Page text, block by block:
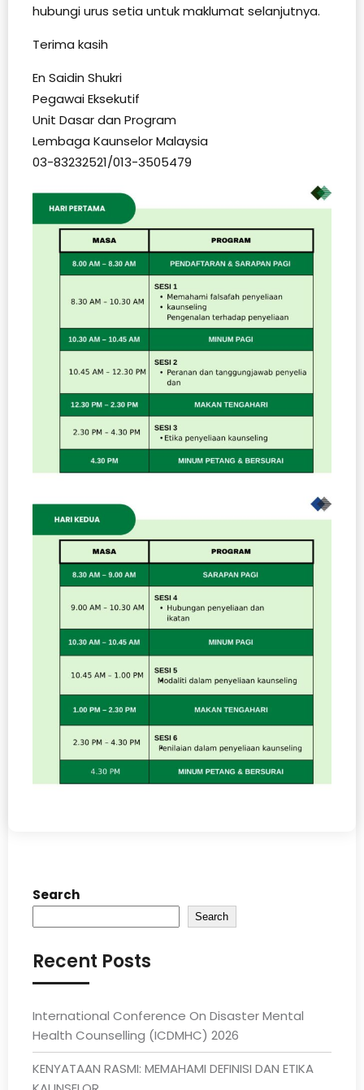
hubungi urus setia untuk maklumat selanjutnya.
Terima kasih
En Saidin Shukri
Pegawai Eksekutif
Unit Dasar dan Program
Lembaga Kaunselor Malaysia
03-83232521/013-3505479
Search
Search
Recent Posts
International Conference On Disaster Mental
Health Counselling (ICDMHC) 2026
KENYATAAN RASMI: MEMAHAMI DEFINISI DAN ETIKA